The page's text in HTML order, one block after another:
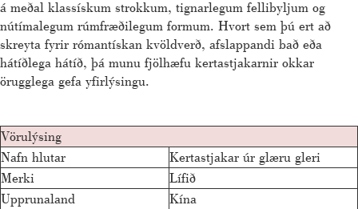
á meðal klassískum strokkum, tignarlegum fellibyljum og
nútímalegum rúmfræðilegum formum. Hvort sem þú ert að
skreyta fyrir rómantískan kvöldverð, afslappandi bað eða
hátíðlega hátíð, þá munu fjölhæfu kertastjakarnir okkar
örugglega gefa yfirlýsingu.
Vörulýsing
Nafn hlutar
Kertastjakar úr glæru gleri
Merki
Lífið
Upprunaland
Kína